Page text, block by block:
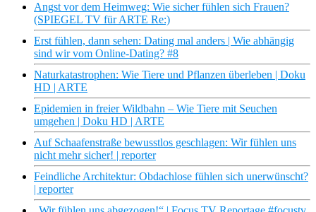
Angst vor dem Heimweg: Wie sicher fühlen sich Frauen?
(SPIEGEL TV für ARTE Re:)
Erst fühlen, dann sehen: Dating mal anders | Wie abhängig
sind wir vom Online-Dating? #8
Naturkatastrophen: Wie Tiere und Pflanzen überleben | Doku
HD | ARTE
Epidemien in freier Wildbahn – Wie Tiere mit Seuchen
umgehen | Doku HD | ARTE
Auf Schaafenstraße bewusstlos geschlagen: Wir fühlen uns
nicht mehr sicher! | reporter
Feindliche Architektur: Obdachlose fühlen sich unerwünscht?
| reporter